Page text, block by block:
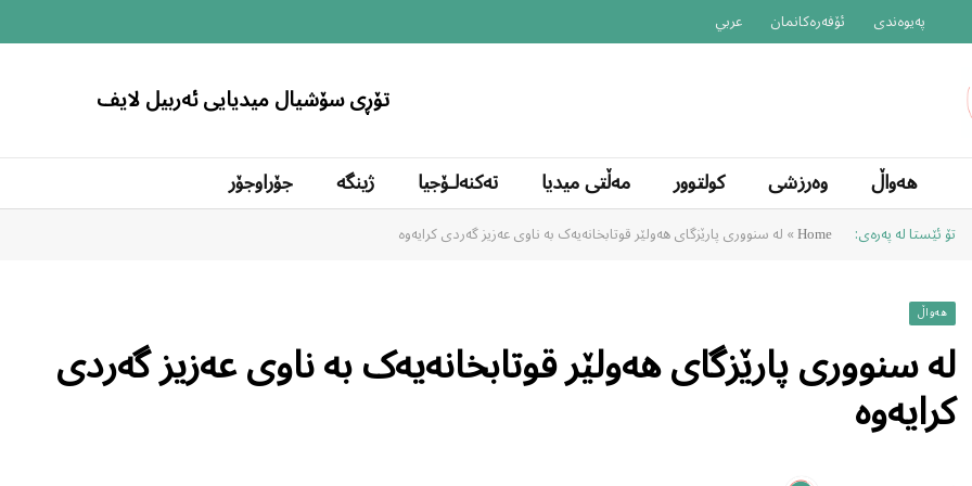
پەیوەندی ئۆفەرەکانمان عربي
تۆڕی سۆشیال میدیایی ئەربیل لایف
هەواڵ وەرزشی کولتوور مەڵتی میدیا تەکنەلۆجیا ژینگە جۆراوجۆر
تۆ ئێستا لە پەرەی: Home
»لە سنووری پارێزگای هەولێر قوتابخانەیەک بە ناوی عەزیز گەردی کرایەوە
هەواڵ
لە سنووری پارێزگای هەولێر قوتابخانەیەک بە ناوی عەزیز گەردی
کرایەوە